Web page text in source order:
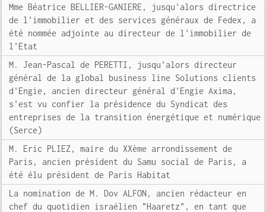
Mme Béatrice BELLIER-GANIERE, jusqu'alors directrice
de l'immobilier et des services généraux de Fedex, a
été nommée adjointe au directeur de l'immobilier de
l'Etat
M. Jean-Pascal de PERETTI, jusqu'alors directeur
général de la global business line Solutions clients
d'Engie, ancien directeur général d'Engie Axima,
s'est vu confier la présidence du Syndicat des
entreprises de la transition énergétique et numérique
(Serce)
M. Eric PLIEZ, maire du XXème arrondissement de
Paris, ancien président du Samu social de Paris, a
été élu président de Paris Habitat
La nomination de M. Dov ALFON, ancien rédacteur en
chef du quotidien israélien "Haaretz", en tant que